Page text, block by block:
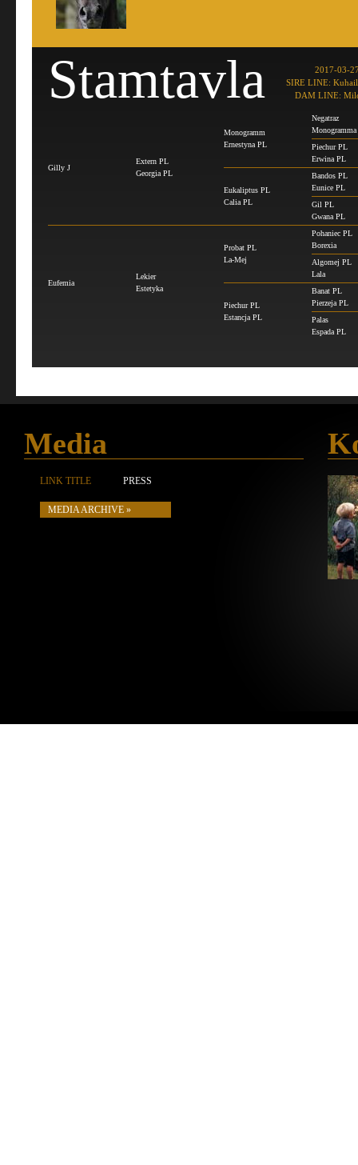
Stamtavla
2017-03-
SIRE LINE:
DAM LINE:
Gilly J
Extern PL
Georgia PL
Monogramm
Ernestyna PL
Negatraz
Monogramma
Piechur PL
Erwina PL
Eukaliptus PL
Calia PL
Bandos PL
Eunice PL
Gil PL
Gwana PL
Eufemia
Lekier
Estetyka
Probat PL
La-Mej
Pohaniec PL
Borexia
Algomej PL
Lala
Piechur PL
Estancja PL
Banat PL
Pierzeja PL
Palas
Espada PL
Media
LINK TITLE PRESS
MEDIA ARCHIVE »